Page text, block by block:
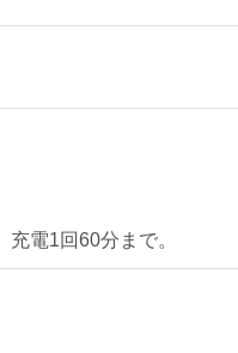
電1回60分まで。